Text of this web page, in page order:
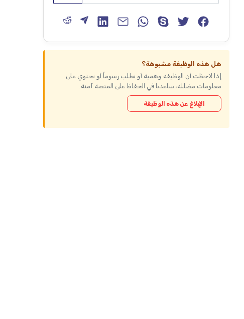
هل هذه الوظيفة مشبوهة؟
إذا لاحظت أن الوظيفة وهمية أو تطلب رسوماً أو تحتوي على
معلومات مضللة، ساعدنا في الحفاظ على المنصة آمنة.
الإبلاغ عن هذه الوظيفة